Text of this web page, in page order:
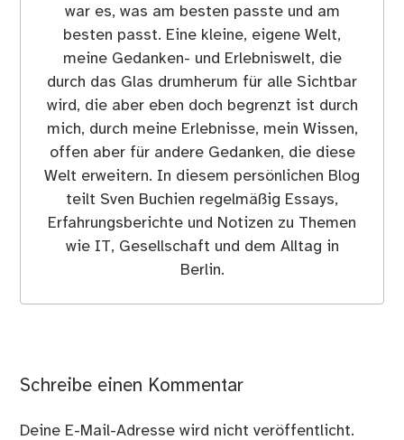
war es, was am besten passte und am
besten passt. Eine kleine, eigene Welt,
meine Gedanken- und Erlebniswelt, die
durch das Glas drumherum für alle Sichtbar
wird, die aber eben doch begrenzt ist durch
mich, durch meine Erlebnisse, mein Wissen,
offen aber für andere Gedanken, die diese
Welt erweitern. In diesem persönlichen Blog
teilt Sven Buchien regelmäßig Essays,
Erfahrungsberichte und Notizen zu Themen
wie IT, Gesellschaft und dem Alltag in
Berlin.
Schreibe einen Kommentar
Deine E-Mail-Adresse wird nicht veröffentlicht.